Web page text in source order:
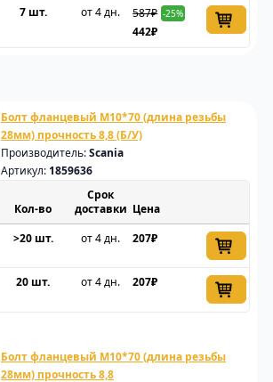
7 шт. от 4 дн. 587₽ -25%
442₽
Болт фланцевый M10*70 (длина резьбы
28мм) прочность 8,8 (Б/У)
Производитель:Scania
Артикул: 1859636
Срок
доставки Цена
>20 шт. от 4 дн. 207₽
20 шт. от 4 дн. 207₽
Болт фланцевый M10*70 (длина резьбы
28мм) прочность 8,8